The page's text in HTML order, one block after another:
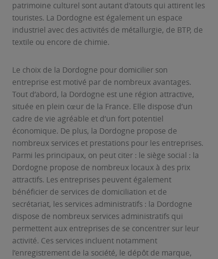
patrimoine culturel sont autant d'atouts qui attirent les
touristes. La Dordogne est également un espace
industriel avec des activités de métallurgie, de BTP, de
textile ou encore de chimie.
Le choix de la Dordogne pour domicilier son
entreprise est motivé par de nombreux avantages.
Tout d’abord, la Dordogne est une région attractive,
située en plein cœur de la France. Elle dispose d’un
cadre de vie agréable et d’un fort potentiel
économique. De plus, la Dordogne propose de
nombreux services et prestations pour les entreprises.
Parmi les principaux, on peut citer : le siège social : la
Dordogne propose de nombreux locaux à des prix
attractifs. Les entreprises peuvent également
bénéficier de services de domiciliation et de
secrétariat, les services administratifs : la Dordogne
dispose de nombreux services administratifs qui
permettent aux entreprises de se concentrer sur leur
activité. Ces services incluent notamment
l’enregistrement de la société, le dépôt de marque,